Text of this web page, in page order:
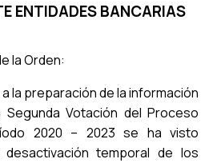
ENTIDADES BANCARIAS
la Orden:
la preparación de la información
Votación del Proceso
2020 – 2023 se ha visto
temporal de los